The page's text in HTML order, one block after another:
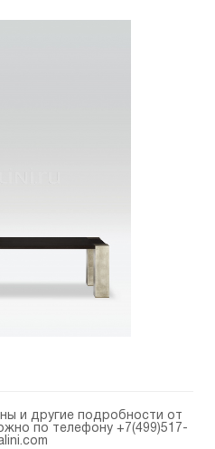
и другие подробности от
по телефону +7(499)517-